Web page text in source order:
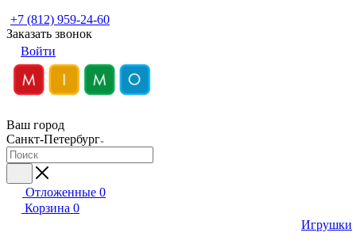
+7 (812) 959-24-60
Заказать звонок
Войти
Ваш город
Санкт-Петербург
Отложенные 0
Корзина 0
Игрушки